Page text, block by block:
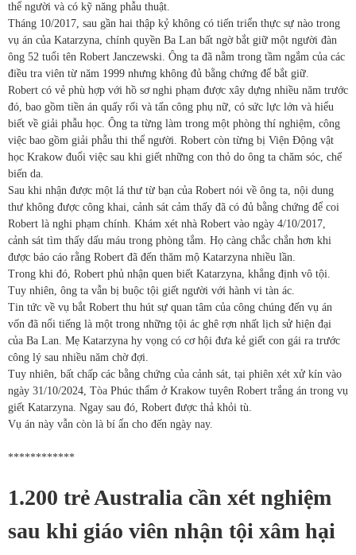
thể người và có kỹ năng phẫu thuật.
Tháng 10/2017, sau gần hai thập kỷ không có tiến triển thực sự nào trong
vụ án của Katarzyna, chính quyền Ba Lan bất ngờ bắt giữ một người đàn
ông 52 tuổi tên Robert Janczewski. Ông ta đã nằm trong tầm ngắm của các
điều tra viên từ năm 1999 nhưng không đủ bằng chứng để bắt giữ.
Robert có vẻ phù hợp với hồ sơ nghi phạm được xây dựng nhiều năm trước
đó, bao gồm tiền án quấy rối và tấn công phụ nữ, có sức lực lớn và hiểu
biết về giải phẫu học. Ông ta từng làm trong một phòng thí nghiệm, công
việc bao gồm giải phẫu thi thể người. Robert còn từng bị Viện Động vật
học Krakow đuổi việc sau khi giết những con thỏ do ông ta chăm sóc, chế
biến da.
Sau khi nhận được một lá thư từ bạn của Robert nói về ông ta, nội dung
thư không được công khai, cảnh sát cảm thấy đã có đủ bằng chứng để coi
Robert là nghi phạm chính. Khám xét nhà Robert vào ngày 4/10/2017,
cảnh sát tìm thấy dấu máu trong phòng tắm. Họ càng chắc chắn hơn khi
được báo cáo rằng Robert đã đến thăm mộ Katarzyna nhiều lần.
Trong khi đó, Robert phủ nhận quen biết Katarzyna, khẳng định vô tội.
Tuy nhiên, ông ta vẫn bị buộc tội giết người với hành vi tàn ác.
Tin tức về vụ bắt Robert thu hút sự quan tâm của công chúng đến vụ án
vốn đã nổi tiếng là một trong những tội ác ghê rợn nhất lịch sử hiện đại
của Ba Lan. Mẹ Katarzyna hy vọng có cơ hội đưa kẻ giết con gái ra trước
công lý sau nhiều năm chờ đợi.
Tuy nhiên, bất chấp các bằng chứng của cảnh sát, tại phiên xét xử kín vào
ngày 31/10/2024, Tòa Phúc thẩm ở Krakow tuyên Robert trắng án trong vụ
giết Katarzyna. Ngay sau đó, Robert được thả khỏi tù.
Vụ án này vẫn còn là bí ẩn cho đến ngày nay.
************
1.200 trẻ Australia cần xét nghiệm
sau khi giáo viên nhận tội xâm hại